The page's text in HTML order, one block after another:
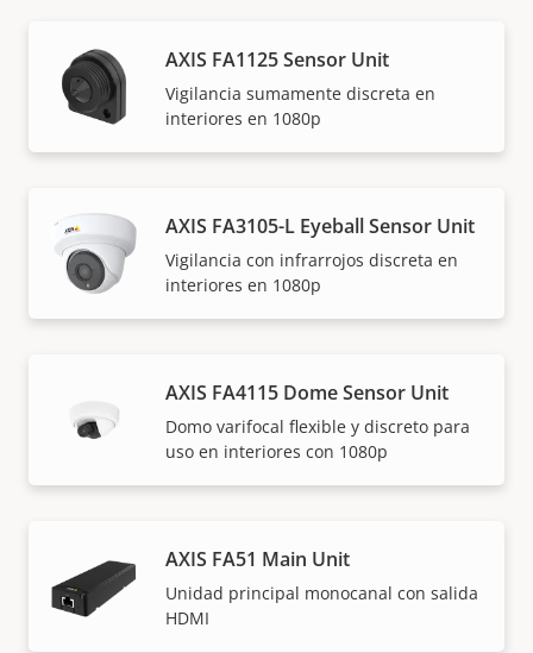
AXIS FA1125 Sensor Unit
Vigilancia sumamente discreta en
interiores en 1080p
AXIS FA3105-L Eyeball Sensor Unit
Vigilancia con infrarrojos discreta en
interiores en 1080p
AXIS FA4115 Dome Sensor Unit
Domo varifocal flexible y discreto para
uso en interiores con 1080p
AXIS FA51 Main Unit
Unidad principal monocanal con salida
HDMI